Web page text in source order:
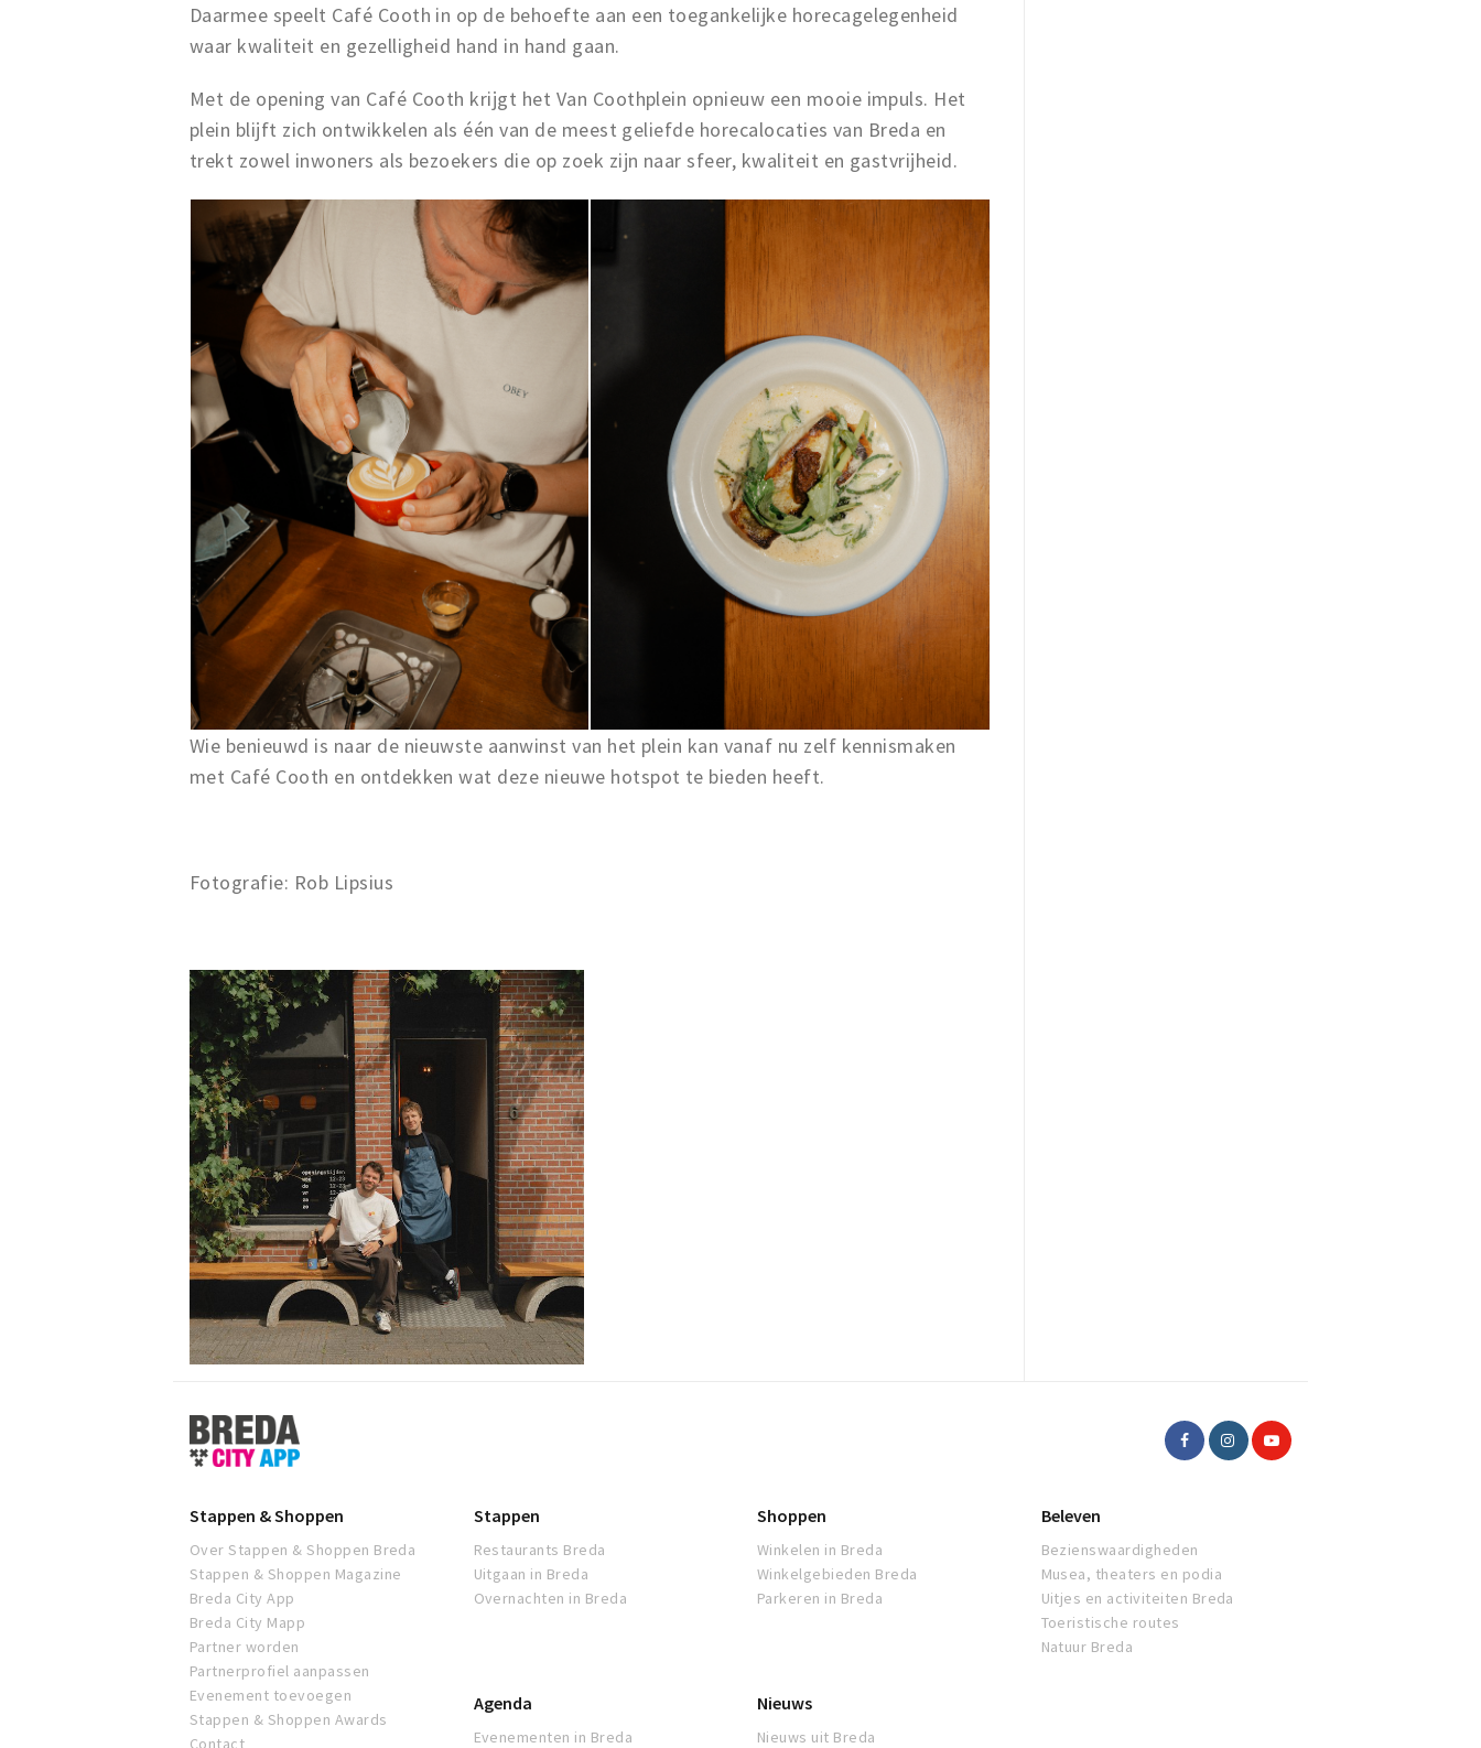
Daarmee speelt Café Cooth in op de behoefte aan een toegankelijke horecagelegenheid
waar kwaliteit en gezelligheid hand in hand gaan.
Met de opening van Café Cooth krijgt het Van Coothplein opnieuw een mooie impuls. Het
plein blijft zich ontwikkelen als één van de meest geliefde horecalocaties van Breda en
trekt zowel inwoners als bezoekers die op zoek zijn naar sfeer, kwaliteit en gastvrijheid.
Wie benieuwd is naar de nieuwste aanwinst van het plein kan vanaf nu zelf kennismaken
met Café Cooth en ontdekken wat deze nieuwe hotspot te bieden heeft.
Fotografie: Rob Lipsius
Stappen
&
Shoppen
Stappen & Shoppen
Over Stappen & Shoppen Breda
Stappen & Shoppen Magazine
Breda City App
Breda City Mapp
Partner worden
Partnerprofiel aanpassen
Evenement toevoegen
Stappen & Shoppen Awards
Contact
Stappen
Restaurants Breda
Uitgaan in Breda
Overnachten in Breda
Shoppen
Winkelen in Breda
Winkelgebieden Breda
Parkeren in Breda
Beleven
Bezienswaardigheden
Musea, theaters en podia
Uitjes en activiteiten Breda
Toeristische routes
Natuur Breda
Agenda
Evenementen in Breda
Nieuws
Nieuws uit Breda